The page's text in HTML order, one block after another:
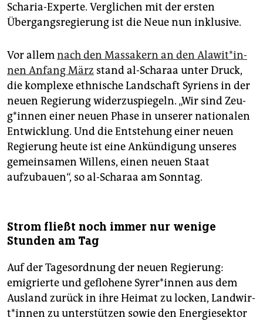
Scharia-Experte. Verglichen mit der ersten
Übergangsregierung ist die Neue nun inklusive.
Vor allemnach den Massakern an den Ala­wi­t*in­
nen Anfang März stand al-Scharaa unter Druck,
die komplexe ethnische Landschaft Syriens in der
neuen Regierung widerzuspiegeln. „Wir sind Zeu­
g*in­nen einer neuen Phase in unserer nationalen
Entwicklung. Und die Entstehung einer neuen
Regierung heute ist eine Ankündigung unseres
gemeinsamen Willens, einen neuen Staat
aufzubauen“, so al-Scharaa am Sonntag.
Strom fließt noch immer nur wenige
Stunden am Tag
Auf der Tagesordnung der neuen Regierung:
emigrierte und geflohene Sy­re­r*in­nen aus dem
Ausland zurück in ihre Heimat zu locken, Land­wir­
t*in­nen zu unterstützen sowie den Energiesektor